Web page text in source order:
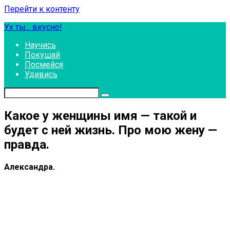
Перейти к контенту
Ух ты... вкусно!
Научись
Покушай
Посмейся
Удивись
Какое у женщины имя — такой и
будет с ней жизнь. Про мою жену —
правда.
Александра.